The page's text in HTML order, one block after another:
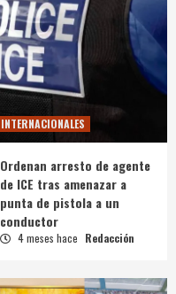
INTERNACIONALES
Ordenan arresto de agente
de ICE tras amenazar a
punta de pistola a un
conductor
4 meses hace Redacción